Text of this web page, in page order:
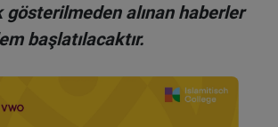
alınan haberler
başlatılacaktır.